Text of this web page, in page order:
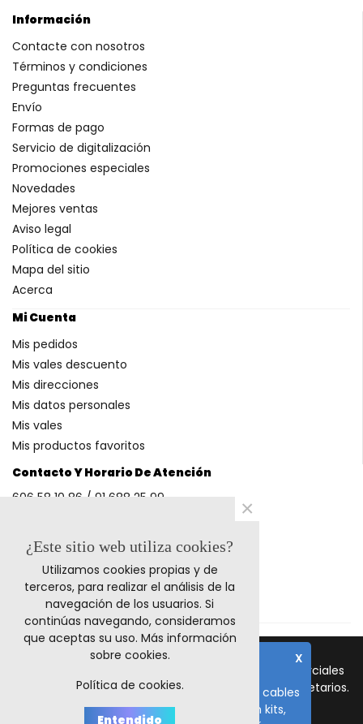
Contacto Y Horario De Atención
606 58 10 86 / 91 688 25 99
Métodos De Pago
Información
Contacte con nosotros
Términos y condiciones
Preguntas frecuentes
Envío
Formas de pago
Servicio de digitalización
Promociones especiales
Novedades
Mejores ventas
Aviso legal
Política de cookies
Mapa del sitio
Acerca
Mi Cuenta
Mis pedidos
Mis vales descuento
Mis direcciones
Mis datos personales
Mis vales
Mis productos favoritos
© 2011-2024 Retrocables. Los logos y marcas comerciales
mencionadas corresponden a sus respectivos propietarios.
Todos los precios incluyen I.V.A.
X
El plazo de fabricación de todos los cables
es de 10-15 días laborables, salvo en kits,
¿Este sitio web utiliza cookies?
Utilizamos cookies propias y de
terceros, para realizar el análisis de la
navegación de los usuarios. Si
continúas navegando, consideramos
que aceptas su uso. Más información
sobre cookies.
Política de cookies.
Entendido
×